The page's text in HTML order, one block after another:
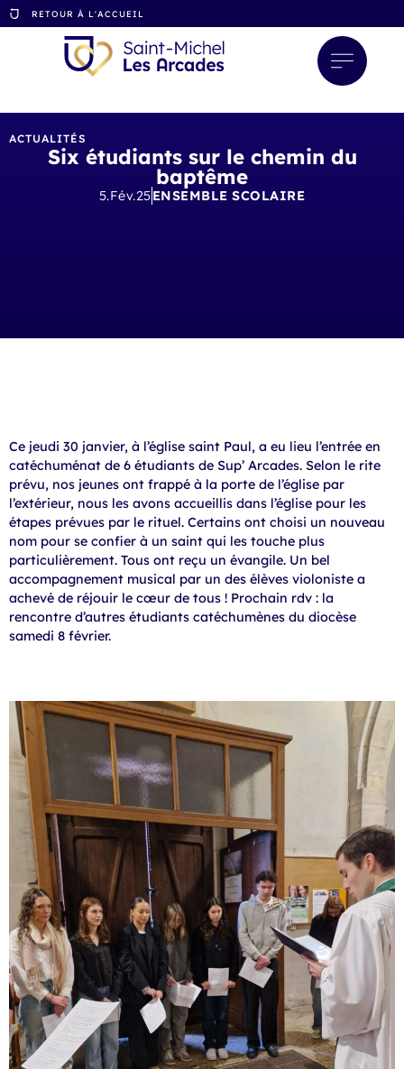
RETOUR À L'ACCUEIL
ACTUALITÉS
Six étudiants sur le chemin du
baptême
5.Fév.25ENSEMBLE SCOLAIRE
Ce jeudi 30 janvier, à l’église saint Paul, a eu lieu l’entrée en
catéchuménat de 6 étudiants de Sup’ Arcades. Selon le rite
prévu, nos jeunes ont frappé à la porte de l’église par
l’extérieur, nous les avons accueillis dans l’église pour les
étapes prévues par le rituel. Certains ont choisi un nouveau
nom pour se confier à un saint qui les touche plus
particulièrement. Tous ont reçu un évangile. Un bel
accompagnement musical par un des élèves violoniste a
achevé de réjouir le cœur de tous ! Prochain rdv : la
rencontre d’autres étudiants catéchumènes du diocèse
samedi 8 février.